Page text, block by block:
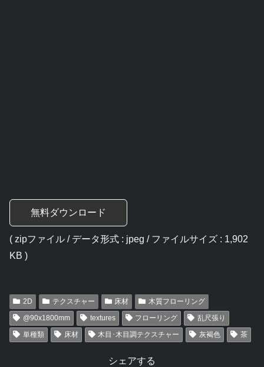
無料ダウンロード
( zipファイル / データ形式 : jpeg / ファイルサイズ : 1,902
KB )
2D テクスチャー 床材
木質フローリング
@90x1800mm
textures フローリング
乱尺張り
単種類
床材 木目･木目調テクスチャー 灰褐色 茶
シェアする